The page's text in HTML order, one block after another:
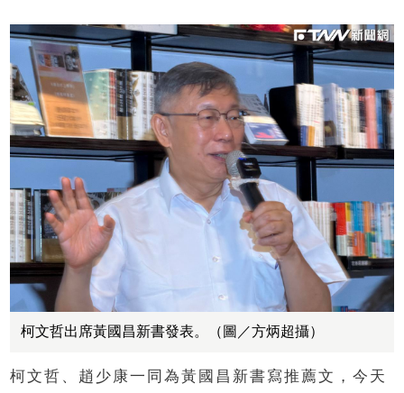
柯文哲出席黃國昌新書發表。（圖／方炳超攝）
柯文哲、趙少康一同為黃國昌新書寫推薦文，今天